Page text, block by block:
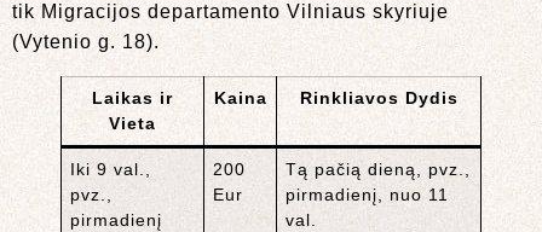
tik Migracijos departamento Vilniaus skyriuje
(Vytenio g. 18).
Laikas ir
Vieta
Kaina Rinkliavos Dydis
Iki 9 val.,
pvz.,
pirmadienį
200
Eur
Tą pačią dieną, pvz.,
pirmadienį, nuo 11
val.